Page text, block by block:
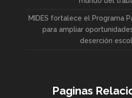
MIDES fortalece el Programa
para ampliar
deserción
Paginas